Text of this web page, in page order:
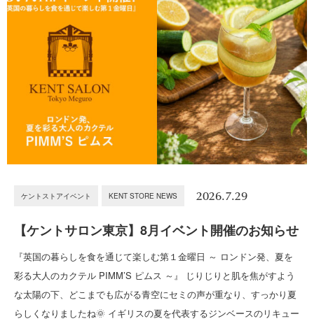
ケントストアイベント KENT STORE NEWS 2026.7.29
【ケントサロン東京】8月イベント開催のお知らせ
『英国の暮らしを食を通じて楽しむ第１金曜日 ～ ロンドン発、夏を
彩る大人のカクテル PIMM’S ピムス ～』 じりじりと肌を焦がすよう
な太陽の下、どこまでも広がる青空にセミの声が重なり、すっかり夏
らしくなりましたね🌞 イギリスの夏を代表するジンベースのリキュー